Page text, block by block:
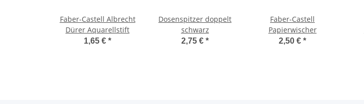
Faber-Castell Albrecht
Dürer Aquarellstift
1,65 € *
Dosenspitzer doppelt
schwarz
2,75 € *
Faber-Castell
Papierwischer
2,50 € *